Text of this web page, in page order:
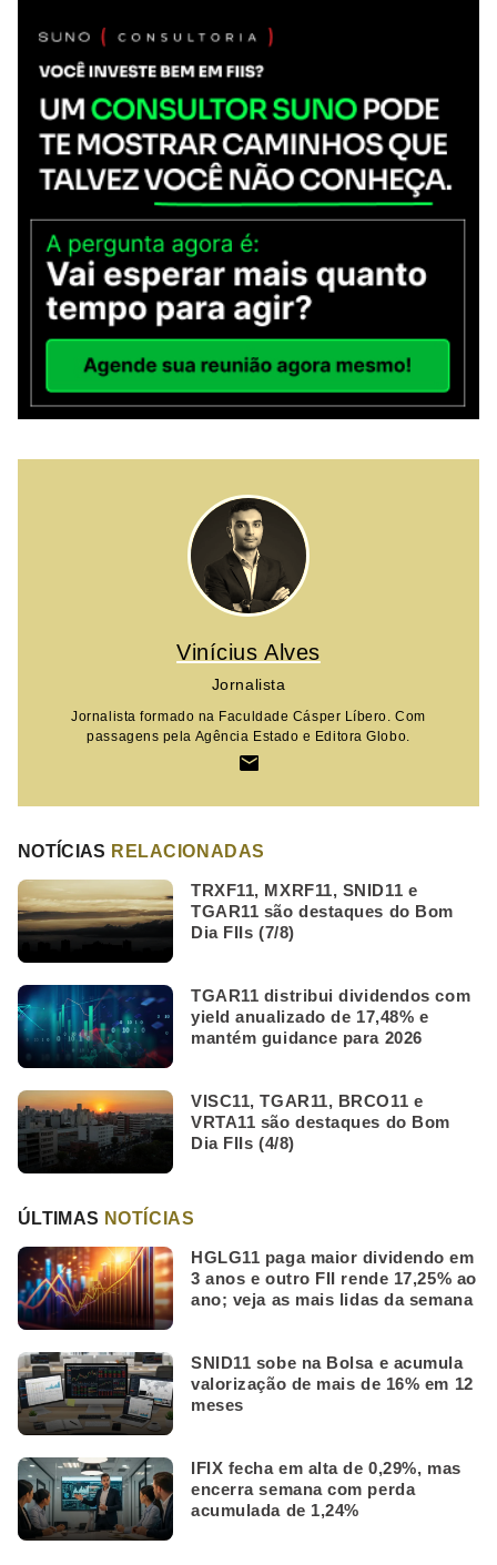
Vinícius Alves
Jornalista
Jornalista formado na Faculdade Cásper Líbero. Com
passagens pela Agência Estado e Editora Globo.
NOTÍCIAS RELACIONADAS
TRXF11, MXRF11, SNID11 e
TGAR11 são destaques do Bom
Dia FIIs (7/8)
TGAR11 distribui dividendos com
yield anualizado de 17,48% e
mantém guidance para 2026
VISC11, TGAR11, BRCO11 e
VRTA11 são destaques do Bom
Dia FIIs (4/8)
ÚLTIMAS NOTÍCIAS
HGLG11 paga maior dividendo em
3 anos e outro FII rende 17,25% ao
ano; veja as mais lidas da semana
SNID11 sobe na Bolsa e acumula
valorização de mais de 16% em 12
meses
IFIX fecha em alta de 0,29%, mas
encerra semana com perda
acumulada de 1,24%